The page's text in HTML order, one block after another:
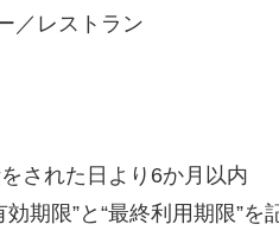
／レストラン
された日より6か月以内
期限”と“最終利用期限”